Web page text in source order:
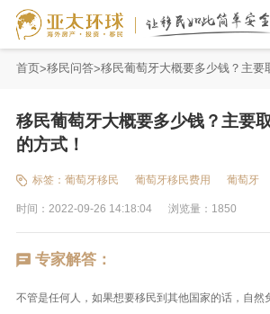
首页 移民问答
移民葡萄牙大概要多少钱？主要
的方式！
标签： 葡萄牙移民 葡萄牙移民费用 葡萄牙
时间：2022-09-26 14:18:04 浏览量：1850
专家解答：
不管是任何人，如果想要移民到其他国家的话，自然